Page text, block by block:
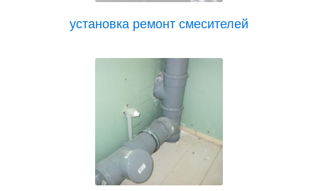
установка ремонт смесителей